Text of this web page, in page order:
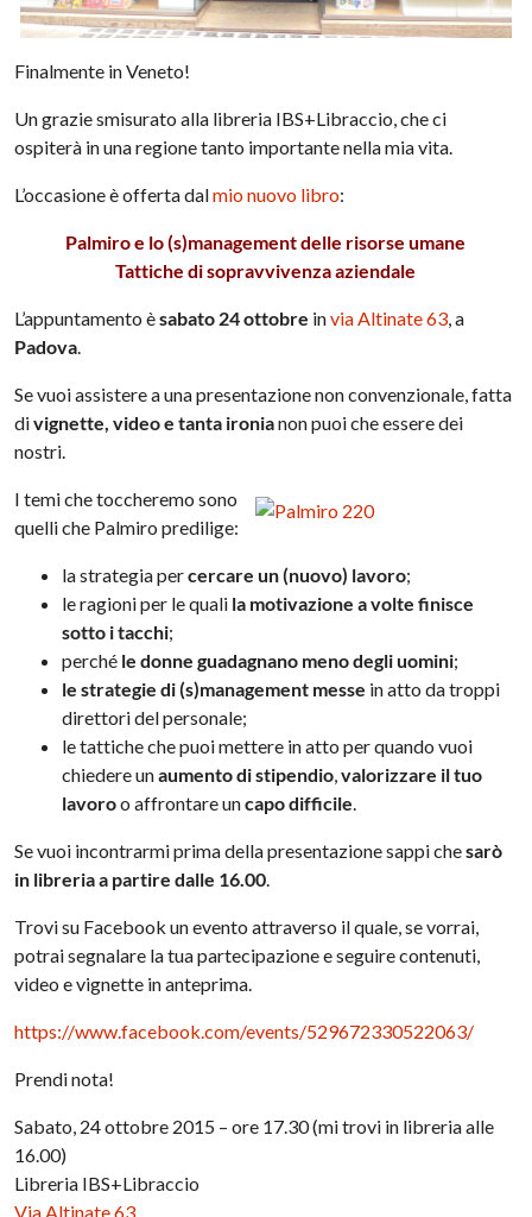
Finalmente in Veneto!
Un grazie smisurato alla libreria IBS+Libraccio, che ci
ospiterà in una regione tanto importante nella mia vita.
L’occasione è offerta dalmio nuovo libro:
Palmiro e lo (s)management delle risorse umane
Tattiche di sopravvivenza aziendale
L’appuntamento èsabato 24 ottobre invia Altinate 63 , a
Padova
Se vuoi assistere a una presentazione non convenzionale, fatta
divignette, video e tanta ironianon puoi che essere dei
nostri.
I temi che toccheremo sono
quelli che Palmiro predilige:
la strategia percercare un (nuovo) lavoro;
le ragioni per le quali la motivazione a volte finisce
sotto i tacchi;
perché le donne guadagnano meno degli uomini;
le strategie di (s)management messe in atto da troppi
direttori del personale;
le tattiche che puoi mettere in atto per quando vuoi
chiedere unaumento di stipendio ,valorizzare il tuo
lavoroo affrontare uncapo difficile
Se vuoi incontrarmi prima della presentazione sappi chesarò
in libreria a partire dalle 16.00
Trovi su Facebook un evento attraverso il quale, se vorrai,
potrai segnalare la tua partecipazione e seguire contenuti,
video e vignette in anteprima.
https://www.facebook.com/events/529672330522063/
Prendi nota!
Sabato, 24 ottobre 2015 – ore 17.30 (mi trovi in libreria alle
16.00)
Libreria IBS+Libraccio
Via Altinate 63